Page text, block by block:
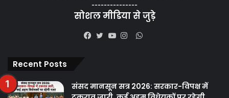
---------------
सोशल मीडिया से जुड़े
WhatsApp
Recent Posts
संसद मानसून सत्र 2026: सरकार-विपक्ष में